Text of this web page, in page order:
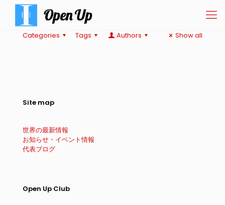
Categories Tags Authors Show all
Site map
世界の最新情報
お知らせ・イベント情報
代表ブログ
Open Up Club